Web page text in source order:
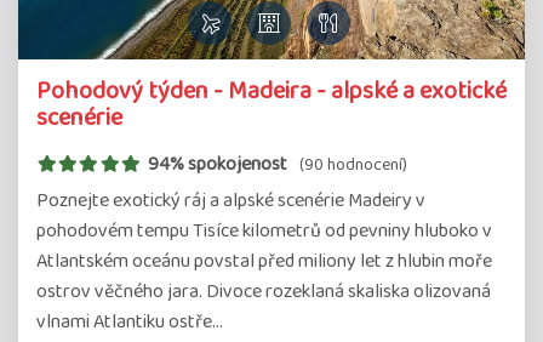
Pohodový týden - Madeira - alpské a exotické
scenérie
94% spokojenost (90 hodnocení)
Poznejte exotický ráj a alpské scenérie Madeiry v
pohodovém tempu Tisíce kilometrů od pevniny hluboko v
Atlantském oceánu povstal před miliony let z hlubin moře
ostrov věčného jara. Divoce rozeklaná skaliska olizovaná
vlnami Atlantiku ostře…